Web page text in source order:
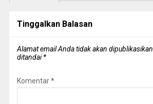
Tinggalkan Balasan
Alamat email Anda tidak akan dipublikasikan.
ditandai*
Komentar*